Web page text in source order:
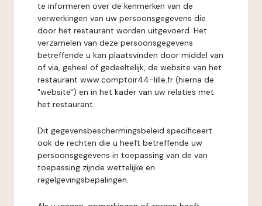
te informeren over de kenmerken van de
verwerkingen van uw persoonsgegevens die
door het restaurant worden uitgevoerd. Het
verzamelen van deze persoonsgegevens
betreffende u kan plaatsvinden door middel van
of via, geheel of gedeeltelijk, de website van het
restaurant www.comptoir44-lille.fr (hierna de
"website") en in het kader van uw relaties met
het restaurant.
Dit gegevensbeschermingsbeleid specificeert
ook de rechten die u heeft betreffende uw
persoonsgegevens in toepassing van de van
toepassing zijnde wettelijke en
regelgevingsbepalingen.